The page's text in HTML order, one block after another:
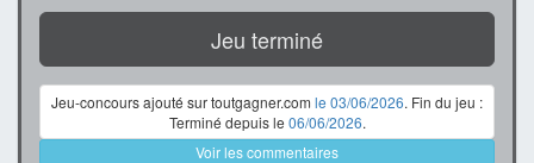
Jeu terminé
Jeu-concours ajouté sur toutgagner.com le 03/06/2026. Fin du jeu :
Terminé depuis le 06/06/2026.
Voir les commentaires